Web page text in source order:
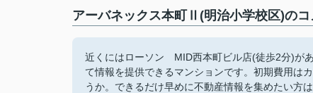
アーバネックス本町Ⅱ(明治小学校区)の
近くにはローソン MID西本町ビル店(徒歩2分)が
て情報を提供できるマンションです。初期費用は
うか。できるだけ早めに不動産情報を集めたい方